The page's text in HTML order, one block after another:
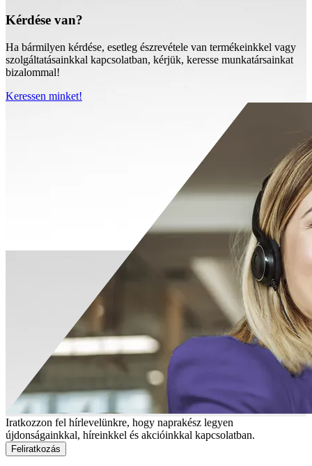
Kérdése van?
Ha bármilyen kérdése, esetleg észrevétele van termékeinkkel vagy
szolgáltatásainkkal kapcsolatban, kérjük, keresse munkatársainkat
bizalommal!
Keressen minket!
Iratkozzon fel hírlevelünkre, hogy naprakész legyen
újdonságainkkal, híreinkkel és akcióinkkal kapcsolatban.
Feliratkozás